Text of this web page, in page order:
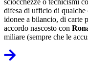
difesa di ufficio di qualche
idonee a bilancio, di carte
accordo nascosto con
miliare (sempre che le